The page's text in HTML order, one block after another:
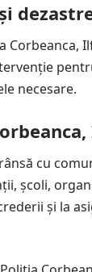
necesare.
cu
școli,
și la